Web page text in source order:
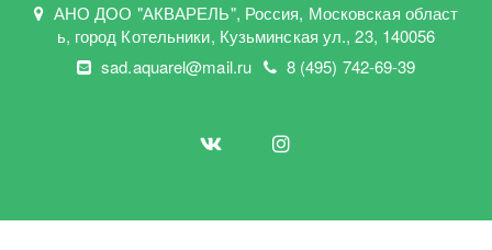
АНО ДОО "АКВАРЕЛЬ", Россия, Московская област
ь, город Котельники, Кузьминская ул.,23, 140056
sad.aquarel@mail.ru
8 (495) 742-69-39